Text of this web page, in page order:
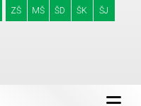
ZŠ MŠ ŠD ŠK ŠJ